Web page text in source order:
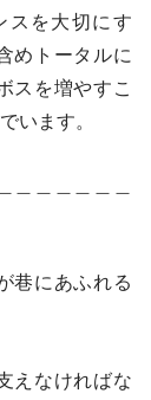
スを大切にす
めトータルに
スを増やすこ
います。
巷にあふれる
えなければな